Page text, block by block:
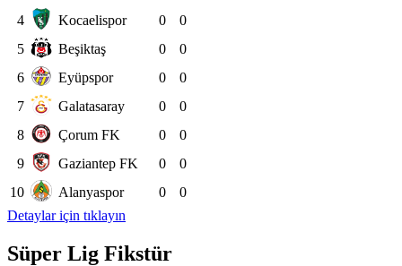
4
Kocaelispor 0
0
5
Beşiktaş 0
0
6
Eyüpspor 0
0
7
Galatasaray 0
0
8
Çorum FK 0
0
9
Gaziantep FK 0
0
10
Alanyaspor 0
0
Detaylar için tıklayın
Süper Lig Fikstür